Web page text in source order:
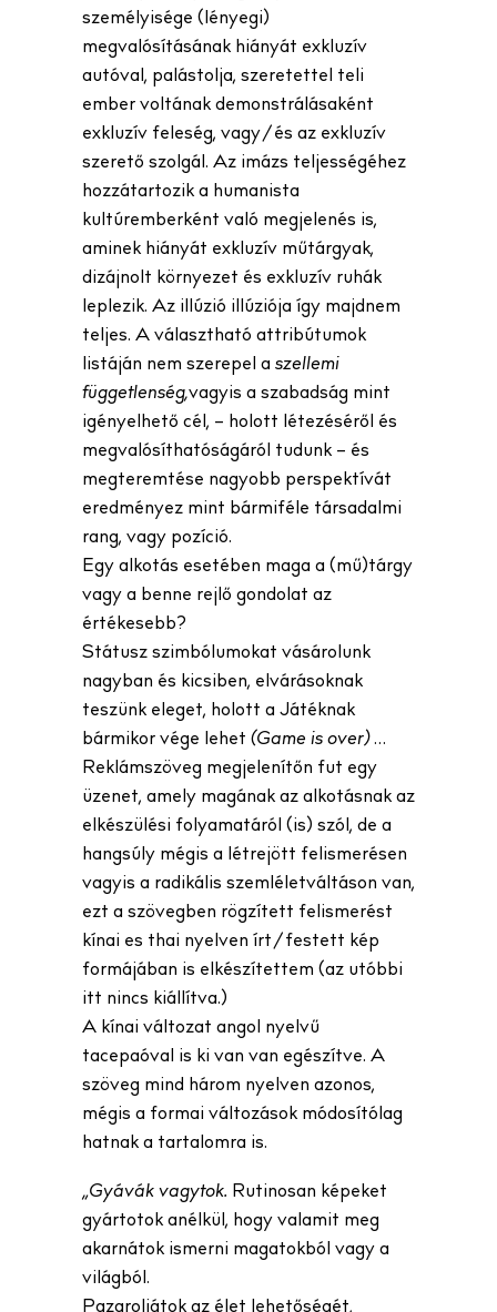
személyisége (lényegi)
megvalósításának hiányát exkluzív
autóval, palástolja, szeretettel teli
ember voltának demonstrálásaként
exkluzív feleség, vagy/és az exkluzív
szerető szolgál. Az imázs teljességéhez
hozzátartozik a humanista
kultúremberként való megjelenés is,
aminek hiányát exkluzív műtárgyak,
dizájnolt környezet és exkluzív ruhák
leplezik. Az illúzió illúziója így majdnem
teljes. A választható attribútumok
listáján nem szerepel a szellemi
függetlenség,vagyis a szabadság mint
igényelhető cél, – holott létezéséről és
megvalósíthatóságáról tudunk – és
megteremtése nagyobb perspektívát
eredményez mint bármiféle társadalmi
rang, vagy pozíció.
Egy alkotás esetében maga a (mű)tárgy
vagy a benne rejlő gondolat az
értékesebb?
Státusz szimbólumokat vásárolunk
nagyban és kicsiben, elvárásoknak
teszünk eleget, holott a Játéknak
bármikor vége lehet (Game is over)…
Reklámszöveg megjelenítőn fut egy
üzenet, amely magának az alkotásnak az
elkészülési folyamatáról (is) szól, de a
hangsúly mégis a létrejött felismerésen
vagyis a radikális szemléletváltáson van,
ezt a szövegben rögzített felismerést
kínai es thai nyelven írt/festett kép
formájában is elkészítettem (az utóbbi
itt nincs kiállítva.)
A kínai változat angol nyelvű
tacepaóval is ki van van egészítve. A
szöveg mind három nyelven azonos,
mégis a formai változások módosítólag
hatnak a tartalomra is.
„Gyávák vagytok. Rutinosan képeket
gyártotok anélkül, hogy valamit meg
akarnátok ismerni magatokból vagy a
világból.
Pazaroljátok az élet lehetőségét,